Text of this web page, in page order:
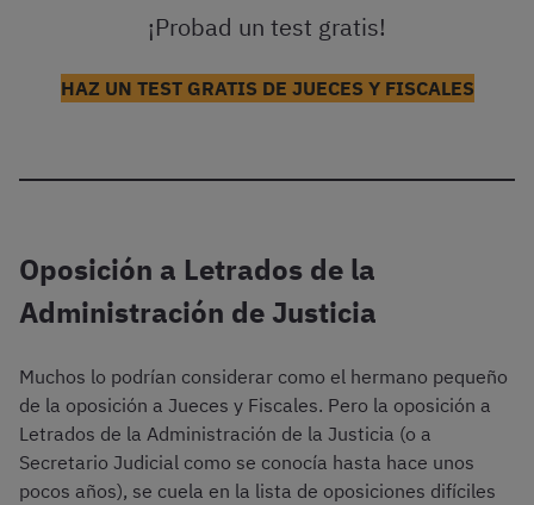
¡Probad un test gratis!
HAZ UN TEST GRATIS DE JUECES Y FISCALES
Oposición a Letrados de la
Administración de Justicia
Muchos lo podrían considerar como el hermano pequeño
de la oposición a Jueces y Fiscales. Pero la oposición a
Letrados de la Administración de la Justicia (o a
Secretario Judicial como se conocía hasta hace unos
pocos años), se cuela en la lista de oposiciones difíciles